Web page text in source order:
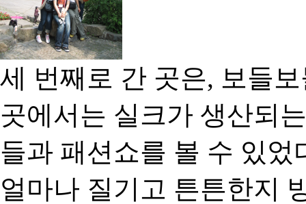
세 번째로 간 곳은, 보들
곳에서는 실크가 생산되
들과 패션쇼를 볼 수 있
얼마나 질기고 튼튼한지